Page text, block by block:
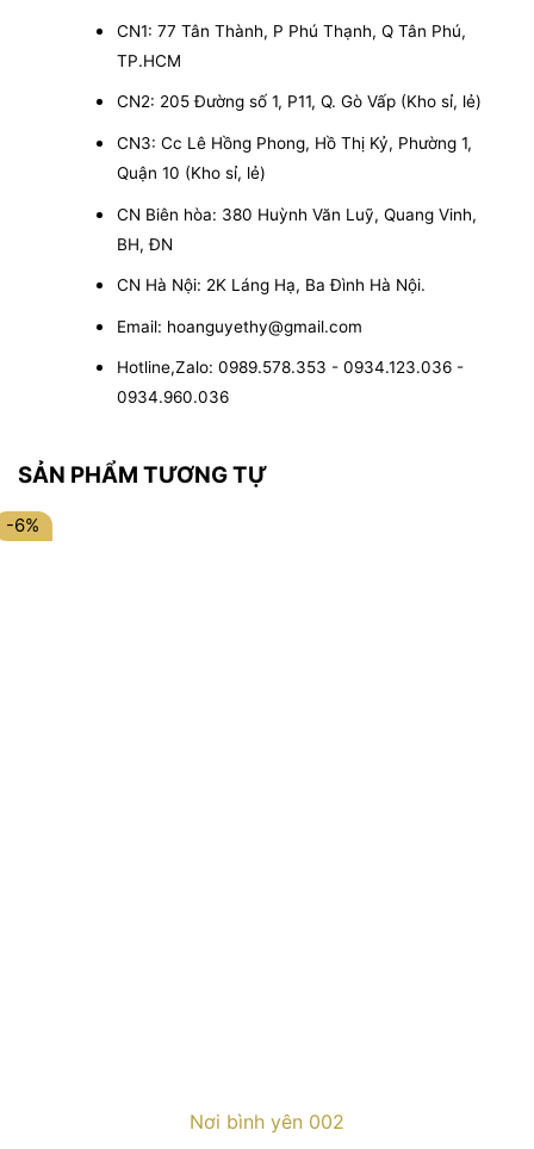
CN1: 77 Tân Thành, P Phú Thạnh, Q Tân Phú,
TP.HCM
CN2: 205 Đường số 1, P11, Q. Gò Vấp (Kho sỉ, lẻ)
CN3: Cc Lê Hồng Phong, Hồ Thị Kỷ, Phường 1,
Quận 10 (Kho sỉ, lẻ)
CN Biên hòa: 380 Huỳnh Văn Luỹ, Quang Vinh,
BH, ĐN
CN Hà Nội: 2K Láng Hạ, Ba Đình Hà Nội.
Email: hoanguyethy@gmail.com
Hotline,Zalo: 0989.578.353 - 0934.123.036 -
0934.960.036
SẢN PHẨM TƯƠNG TỰ
-6%
Nơi bình yên 002